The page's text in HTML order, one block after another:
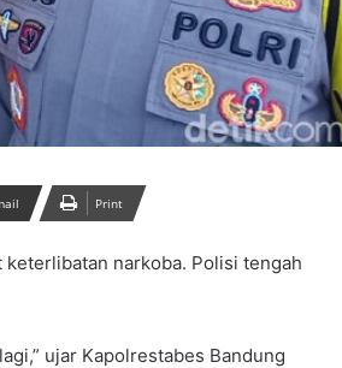
Print
keterlibatan narkoba. Polisi tengah
ujar Kapolrestabes Bandung